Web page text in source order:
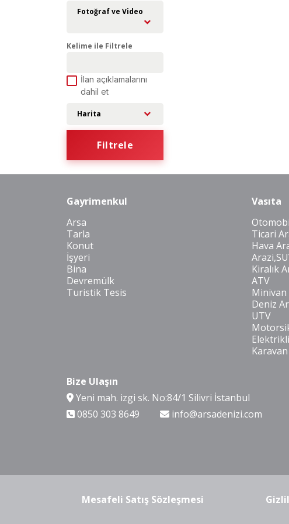
Fotoğraf ve Video
Kelime ile Filtrele
İlan açıklamalarını
dahil et
Harita
Filtrele
Gayrimenkul
Arsa
Tarla
Konut
İşyeri
Bina
Devremülk
Turistik Tesis
Vasıta
Ticari
Hava
Kiralık
ATV
Minivan
Deniz
UTV
Karavan
Bize Ulaşın
Yeni mah. izgi sk. No:84/1 Silivri İstanbul
0850 303 8649
info@arsadenizi.com
Mesafeli Satış Sözleşmesi